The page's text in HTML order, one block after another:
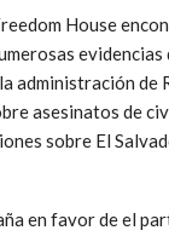
House
administración
asesinatos de
sobre El
en favor de el